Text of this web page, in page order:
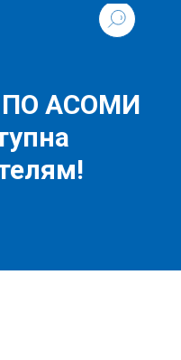
ПО АСОМИ